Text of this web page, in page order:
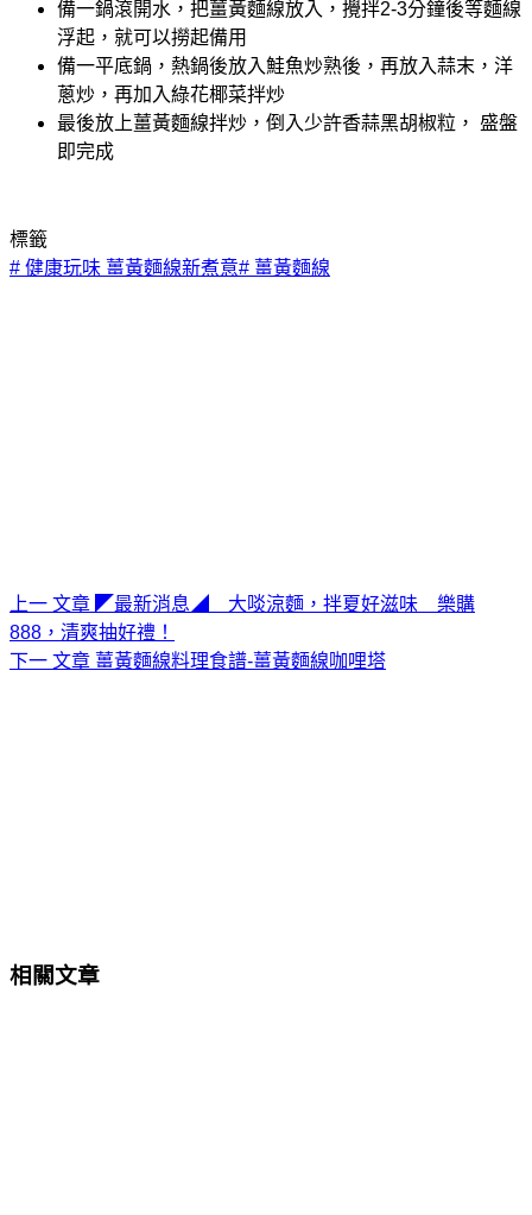
備一鍋滾開水，把薑黃麵線放入，攪拌2-3分鐘後等麵線
浮起，就可以撈起備用
備一平底鍋，熱鍋後放入鮭魚炒熟後，再放入蒜末，洋
蔥炒，再加入綠花椰菜拌炒
最後放上薑黃麵線拌炒，倒入少許香蒜黑胡椒粒， 盛盤
即完成
標籤
# 健康玩味 薑黃麵線新煮意# 薑黃麵線
上一 文章 ◤最新消息◢ 大啖涼麵，拌夏好滋味 樂購
888，清爽抽好禮！
下一 文章 薑黃麵線料理食譜-薑黃麵線咖哩塔
相關文章